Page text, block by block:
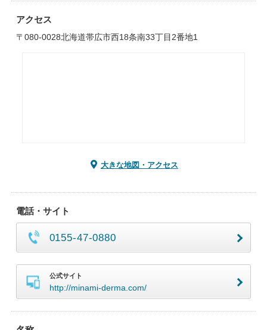
アクセス
〒080-0028北海道帯広市西18条南33丁目2番地1
大きな地図・アクセス
電話・サイト
0155-47-0880
公式サイト
http://minami-derma.com/